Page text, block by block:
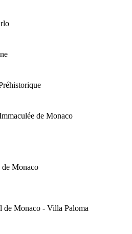
de Monaco
de Monaco
de Monaco - Villa Paloma